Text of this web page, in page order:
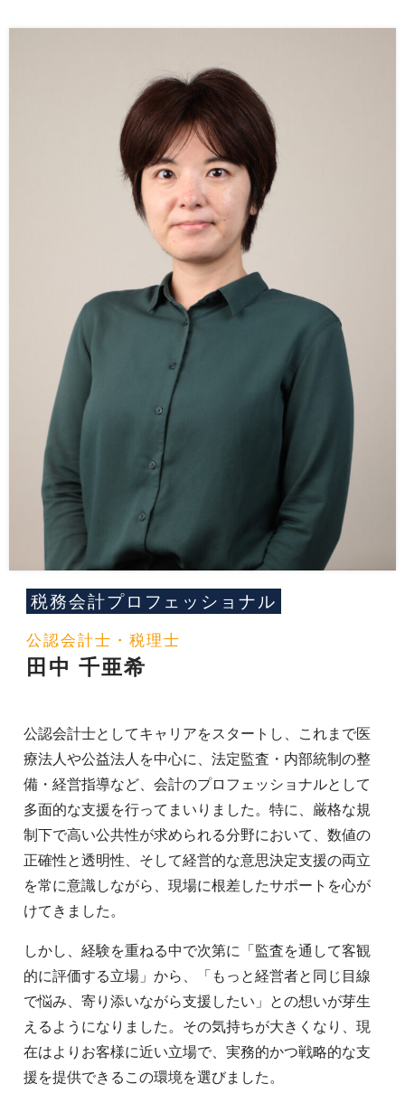
税務会計プロフェッショナル
公認会計士・税理士
田中 千亜希
公認会計士としてキャリアをスタートし、これまで医
療法人や公益法人を中心に、法定監査・内部統制の整
備・経営指導など、会計のプロフェッショナルとして
多面的な支援を行ってまいりました。特に、厳格な規
制下で高い公共性が求められる分野において、数値の
正確性と透明性、そして経営的な意思決定支援の両立
を常に意識しながら、現場に根差したサポートを心が
けてきました。
しかし、経験を重ねる中で次第に「監査を通して客観
的に評価する立場」から、「もっと経営者と同じ目線
で悩み、寄り添いながら支援したい」との想いが芽生
えるようになりました。その気持ちが大きくなり、現
在はよりお客様に近い立場で、実務的かつ戦略的な支
援を提供できるこの環境を選びました。